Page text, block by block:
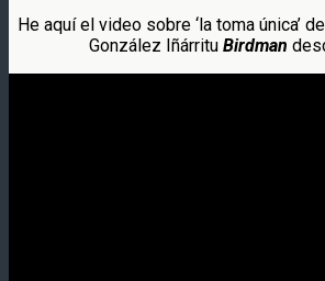
He aquí el video sobre ‘la toma única’
González Iñárritu Birdman